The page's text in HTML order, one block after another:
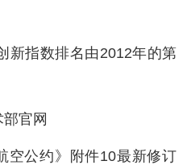
新指数排名由2012年的第
官网
空公约》附件10最新修订